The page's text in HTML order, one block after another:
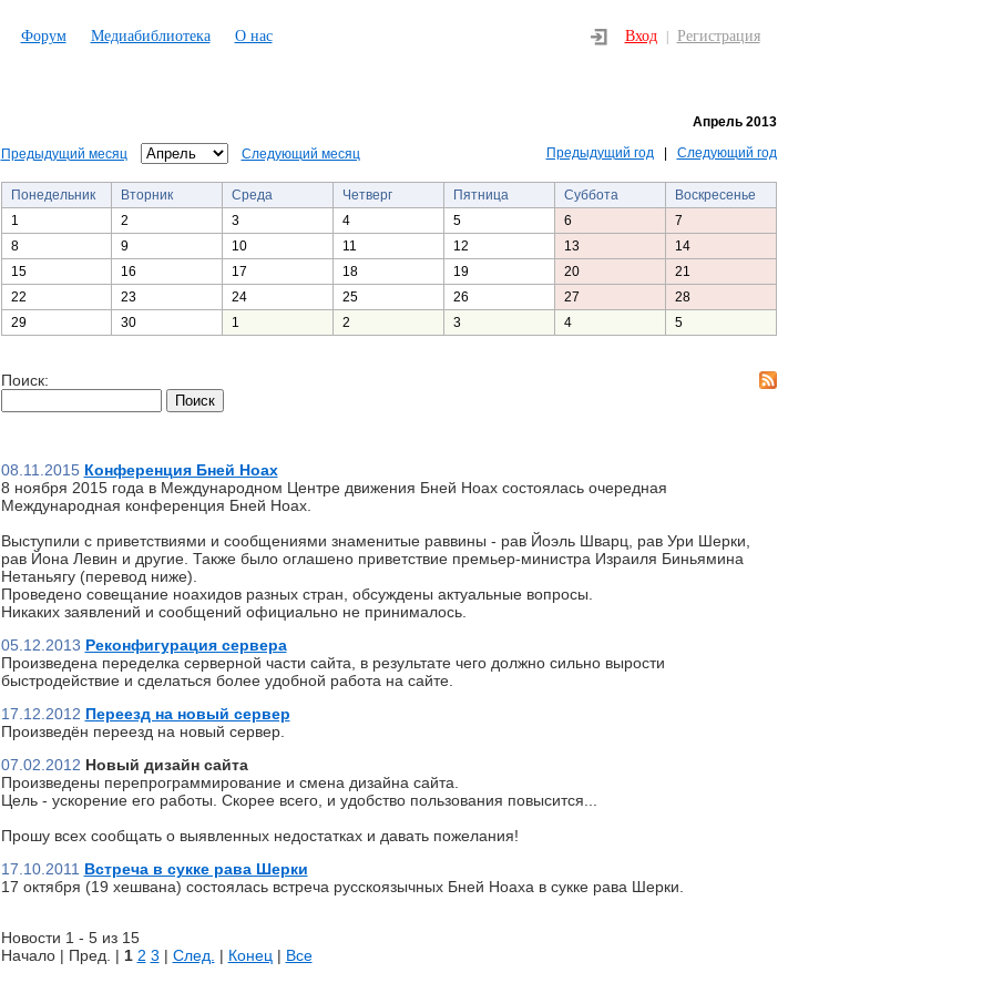
Форум Медиабиблиотека О нас Вход Регистрация
Апрель 2013
Предыдущий месяц Следующий месяц Предыдущий год| Следующий год
Понедельник Вторник Среда Четверг Пятница Суббота
Воскресенье
1
2 3 4 5 6
7
8
9 10 11 12 13
14
15
16 17 18 19 20
21
22
23 24 25 26 27
28
29
30 1 2 3 4 5
Поиск:
08.11.2015 Конференция Бней Ноах
8 ноября 2015 года в Международном Центре движения Бней Ноах состоялась очередная
Международная конференция Бней Ноах.
Выступили с приветствиями и сообщениями знаменитые раввины - рав Йоэль Шварц, рав Ури Шерки,
рав Йона Левин и другие. Также было оглашено приветствие премьер-министра Израиля Биньямина
Нетаньягу (перевод ниже).
Проведено совещание ноахидов разных стран, обсуждены актуальные вопросы.
Никаких заявлений и сообщений официально не принималось.
05.12.2013 Реконфигурация сервера
Произведена переделка серверной части сайта, в результате чего должно сильно вырости
быстродействие и сделаться более удобной работа на сайте.
17.12.2012 Переезд на новый сервер
Произведён переезд на новый сервер.
07.02.2012 Новый дизайн сайта
Произведены перепрограммирование и смена дизайна сайта.
Цель - ускорение его работы. Скорее всего, и удобство пользования повысится...
Прошу всех сообщать о выявленных недостатках и давать пожелания!
17.10.2011 Встреча в сукке рава Шерки
17 октября (19 хешвана) состоялась встреча русскоязычных Бней Ноаха в сукке рава Шерки.
Новости 1 - 5 из 15
Начало | Пред. | 1 2 3 | След. | Конец | Все